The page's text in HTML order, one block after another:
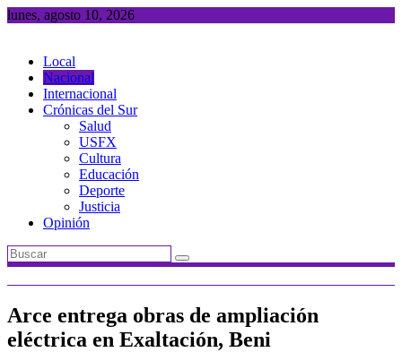
Saltar
lunes, agosto 10, 2026
Local
Nacional
Internacional
Crónicas del Sur
Salud
USFX
Cultura
Educación
Deporte
Justicia
Opinión
Arce entrega obras de ampliación
eléctrica en Exaltación, Beni